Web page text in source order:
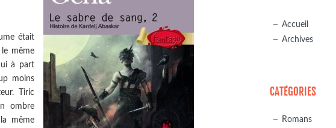
était
même
à part
moins
Tiric
ombre
même
Accueil
Archives
CATÉGORIES
Romans